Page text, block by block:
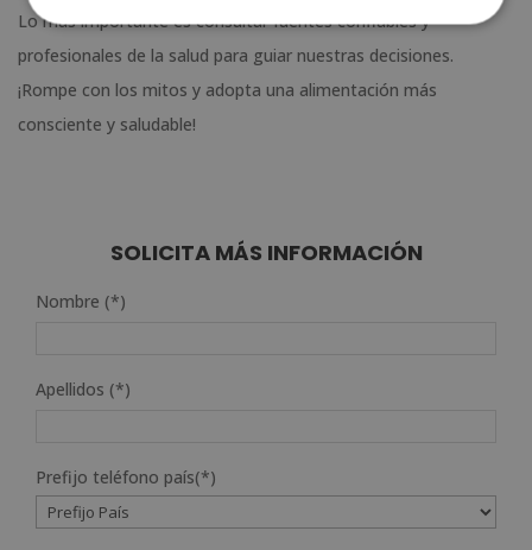
Lo más importante es consultar fuentes confiables y
profesionales de la salud para guiar nuestras decisiones.
¡Rompe con los mitos y adopta una alimentación más
consciente y saludable!
SOLICITA MÁS INFORMACIÓN
Nombre (*)
Apellidos (*)
Prefijo teléfono país(*)